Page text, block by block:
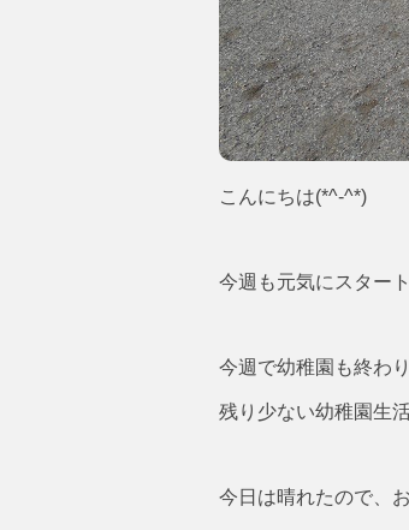
こんにちは(*^-^*)
今週も元気にスター
今週で幼稚園も終わ
残り少ない幼稚園生
今日は晴れたので、